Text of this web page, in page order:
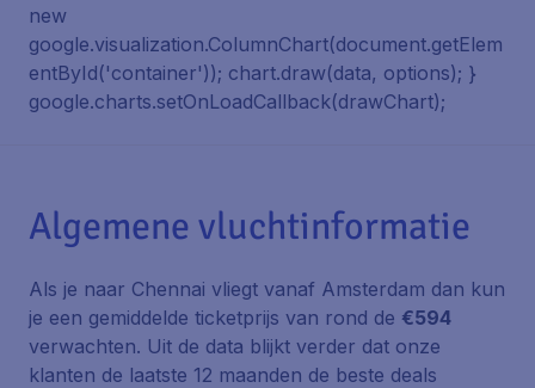
new
google.visualization.ColumnChart(document.getElem
entById('container')); chart.draw(data, options); }
google.charts.setOnLoadCallback(drawChart);
Algemene vluchtinformatie
Als je naar Chennai vliegt vanaf Amsterdam dan kun
je een gemiddelde ticketprijs van rond de €594
verwachten. Uit de data blijkt verder dat onze
klanten de laatste 12 maanden de beste deals